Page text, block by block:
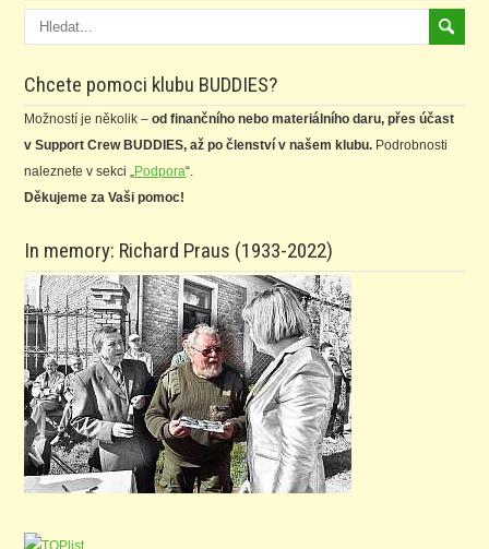
Chcete pomoci klubu BUDDIES?
Možností je několik –od finančního nebo materiálního daru, přes účast
v Support Crew BUDDIES, až po členství v našem klubu. Podrobnosti
naleznete v sekci „ Podpora“.
Děkujeme za Vaši pomoc!
In memory: Richard Praus (1933-2022)